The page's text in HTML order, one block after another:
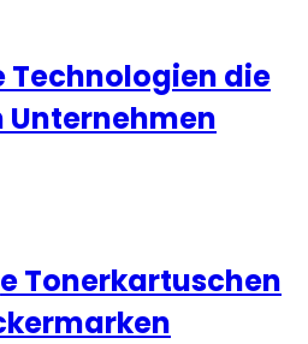
Technologien die
Unternehmen
Tonerkartuschen